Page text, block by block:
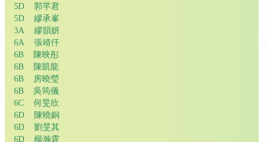
5D 郭芊君
5D 繆承峯
3A 繆韻妍
6A 張靖仟
6B 陳映彤
6B 陳凱龍
6B 房曉瑩
6B 吳筠儀
6C 何旻欣
6D 陳曉銅
6D 劉旻其
6D 楊瀚霆